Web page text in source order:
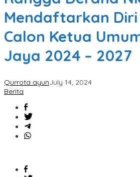
Mendaftarkan
Calon Ketua
Jaya 2024 – 2027
Qurrota ayunJuly 14, 2024
Berita